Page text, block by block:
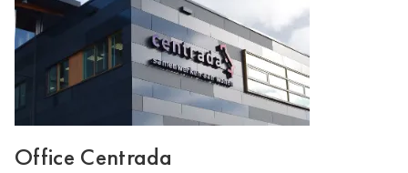
Office Centrada